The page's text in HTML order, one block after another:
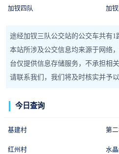
加钗四队 加钗
途经加钗三队公交站的公交车共有1
本站所涉及公交信息均来源于网络
台仅提供信息存储服务，不承担相
请联系我们，我们将及时核实并予以
今日查询
基建村 第
红州村 水